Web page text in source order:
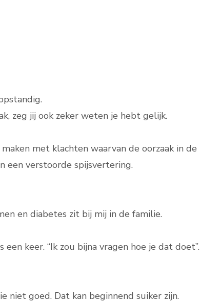
zeg jij ook zeker weten je hebt gelijk.
met klachten waarvan de oorzaak in de
een verstoorde spijsvertering.
en diabetes zit bij mij in de familie.
keer. “Ik zou bijna vragen hoe je dat doet”.
niet goed. Dat kan beginnend suiker zijn.